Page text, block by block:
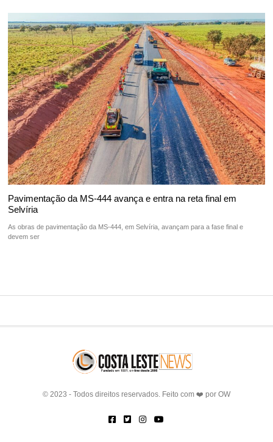
Pavimentação da MS-444 avança e entra na reta final em
Selvíria
As obras de pavimentação da MS-444, em Selvíria, avançam para a fase final e
devem ser
© 2023 - Todos direitos reservados. Feito com ❤️ por OW